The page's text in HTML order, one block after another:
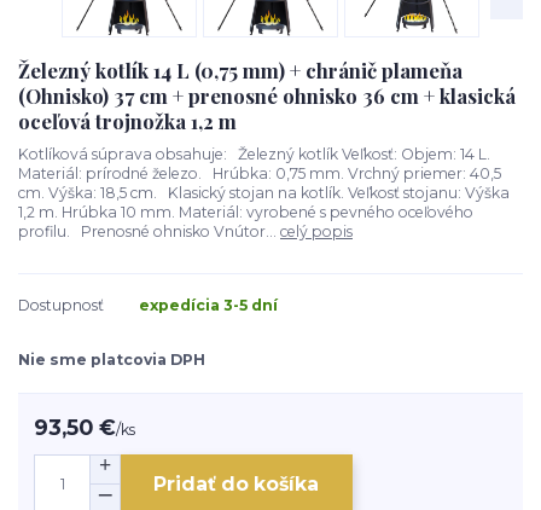
Železný kotlík 14 L (0,75 mm) + chránič plameňa
(Ohnisko) 37 cm + prenosné ohnisko 36 cm + klasická
oceľová trojnožka 1,2 m
Kotlíková súprava obsahuje: Železný kotlík Veľkosť: Objem: 14 L.
Materiál: prírodné železo. Hrúbka: 0,75 mm. Vrchný priemer: 40,5
cm. Výška: 18,5 cm. Klasický stojan na kotlík. Veľkosť stojanu: Výška
1,2 m. Hrúbka 10 mm. Materiál: vyrobené s pevného oceľového
profilu. Prenosné ohnisko Vnútor... celý popis
Dostupnosť expedícia 3-5 dní
Nie sme platcovia DPH
93,50 €/ks
Pridať do košíka